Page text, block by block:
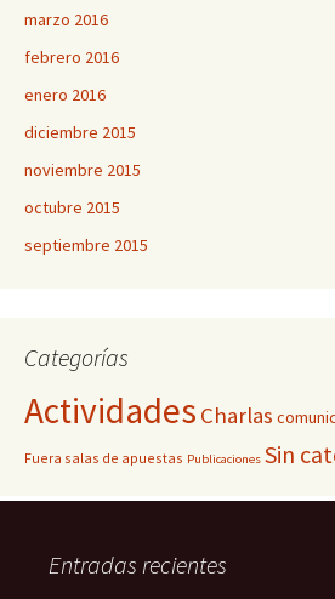
marzo 2016
febrero 2016
enero 2016
diciembre 2015
noviembre 2015
octubre 2015
septiembre 2015
Categorías
Actividades Charlas
Fuera salas de apuestas Publicaciones Sin
Entradas recientes